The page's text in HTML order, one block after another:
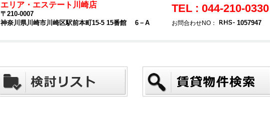
エリア・エステート川崎店
〒210-0007
神奈川県川崎市川崎区駅前本町15-5 15番館 6－A
TEL : 044-210-0330
お問合わせNO： 1057947